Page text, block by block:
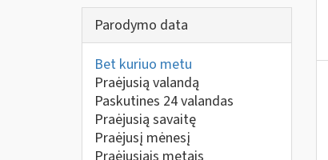
Parodymo data
Bet kuriuo metu
Praėjusią valandą
Paskutines 24 valandas
Praėjusią savaitę
Praėjusį mėnesį